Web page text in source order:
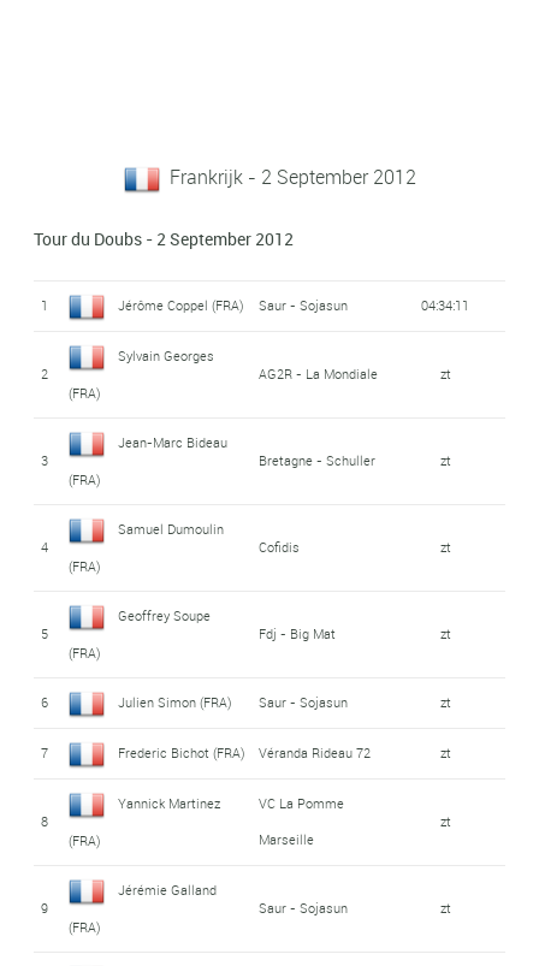
Frankrijk - 2 September 2012
Tour du Doubs - 2 September 2012
1 Jérôme Coppel (FRA) Saur - Sojasun 04:34:11
2
Sylvain Georges
(FRA)
AG2R - La Mondiale zt
3
Jean-Marc Bideau
(FRA)
Bretagne - Schuller zt
4
Samuel Dumoulin
(FRA)
Cofidis zt
5
Geoffrey Soupe
(FRA)
Fdj - Big Mat zt
6 Julien Simon (FRA) Saur - Sojasun zt
7 Frederic Bichot (FRA) Véranda Rideau 72 zt
8
Yannick Martinez
(FRA)
VC La Pomme
Marseille
zt
9
Jérémie Galland
(FRA)
Saur - Sojasun zt